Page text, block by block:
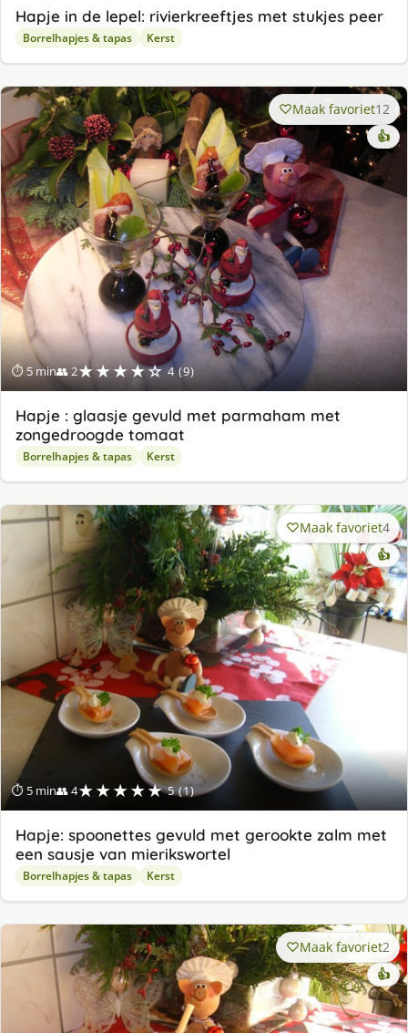
Hapje in de lepel: rivierkreeftjes met stukjes peer
Borrelhapjes & tapas Kerst
⏱ 5 min👥 2★★★★☆ 4 (9)
Maak favoriet12
👍
Hapje : glaasje gevuld met parmaham met
zongedroogde tomaat
Borrelhapjes & tapas Kerst
⏱ 5 min👥 4★★★★★ 5 (1)
Maak favoriet4
👍
Hapje: spoonettes gevuld met gerookte zalm met
een sausje van mierikswortel
Borrelhapjes & tapas Kerst
Maak favoriet2
👍